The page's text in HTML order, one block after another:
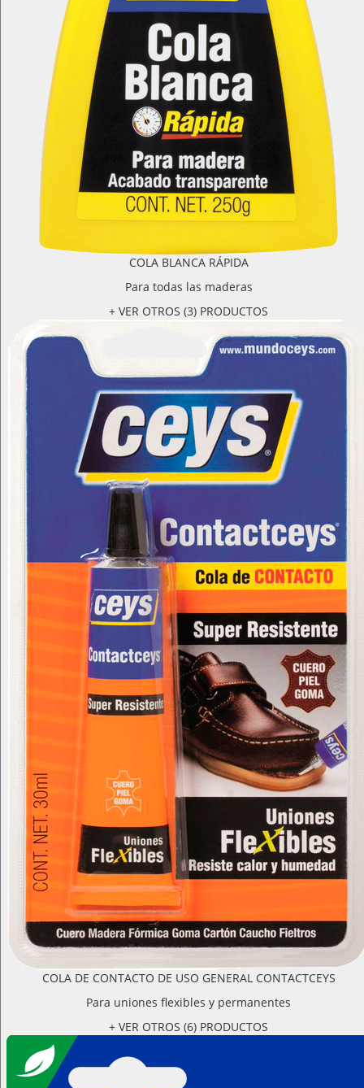
COLA BLANCA RÁPIDA
Para todas las maderas
+ VER OTROS (3) PRODUCTOS
COLA DE CONTACTO DE USO GENERAL CONTACTCEYS
Para uniones flexibles y permanentes
+ VER OTROS (6) PRODUCTOS